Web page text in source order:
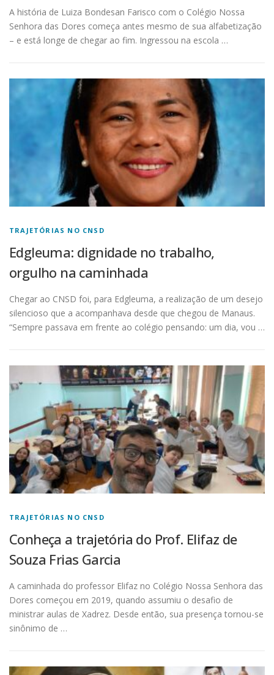
A história de Luiza Bondesan Farisco com o Colégio Nossa
Senhora das Dores começa antes mesmo de sua alfabetização
– e está longe de chegar ao fim. Ingressou na escola …
TRAJETÓRIAS NO CNSD
Edgleuma: dignidade no trabalho,
orgulho na caminhada
Chegar ao CNSD foi, para Edgleuma, a realização de um desejo
silencioso que a acompanhava desde que chegou de Manaus.
“Sempre passava em frente ao colégio pensando: um dia, vou …
TRAJETÓRIAS NO CNSD
Conheça a trajetória do Prof. Elifaz de
Souza Frias Garcia
A caminhada do professor Elifaz no Colégio Nossa Senhora das
Dores começou em 2019, quando assumiu o desafio de
ministrar aulas de Xadrez. Desde então, sua presença tornou-se
sinônimo de …